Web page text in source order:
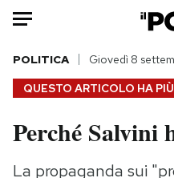
HOME
Italia
QUESTO ARTICOLO HA
POLITICA Giovedì 8
Perché Salvini
La propaganda sui